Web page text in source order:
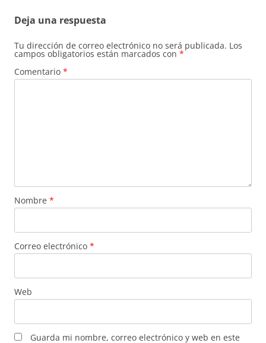
Deja una respuesta
Tu dirección de correo electrónico no será publicada. Los
campos obligatorios están marcados con *
Comentario *
Nombre *
Correo electrónico *
Web
Guarda mi nombre, correo electrónico y web en este